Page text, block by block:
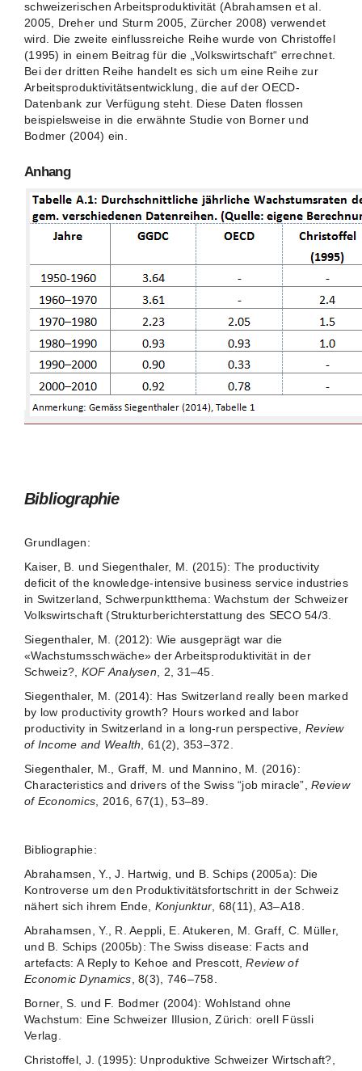
schweizerischen Arbeitsproduktivität (Abrahamsen et al.
2005, Dreher und Sturm 2005, Zürcher 2008) verwendet
wird. Die zweite einflussreiche Reihe wurde von Christoffel
(1995) in einem Beitrag für die „Volkswirtschaft“ errechnet.
Bei der dritten Reihe handelt es sich um eine Reihe zur
Arbeitsproduktivitätsentwicklung, die auf der OECD-
Datenbank zur Verfügung steht. Diese Daten flossen
beispielsweise in die erwähnte Studie von Borner und
Bodmer (2004) ein.
Anhang
Bibliographie
Grundlagen:
Kaiser, B. und Siegenthaler, M. (2015): The productivity
deficit of the knowledge-intensive business service industries
in Switzerland, Schwerpunktthema: Wachstum der Schweizer
Volkswirtschaft (Strukturberichterstattung des SECO 54/3.
Siegenthaler, M. (2012): Wie ausgeprägt war die
«Wachstumsschwäche» der Arbeitsproduktivität in der
Schweiz?, KOF Analysen, 2, 31–45.
Siegenthaler, M. (2014): Has Switzerland really been marked
by low productivity growth? Hours worked and labor
productivity in Switzerland in a long-run perspective, Review
of Income and Wealth, 61(2), 353–372.
Siegenthaler, M., Graff, M. und Mannino, M. (2016):
Characteristics and drivers of the Swiss “job miracle”,Review
of Economics, 2016, 67(1), 53–89.
Bibliographie:
Abrahamsen, Y., J. Hartwig, und B. Schips (2005a): Die
Kontroverse um den Produktivitätsfortschritt in der Schweiz
nähert sich ihrem Ende, Konjunktur, 68(11), A3–A18.
Abrahamsen, Y., R. Aeppli, E. Atukeren, M. Graff, C. Müller,
und B. Schips (2005b): The Swiss disease: Facts and
artefacts: A Reply to Kehoe and Prescott,Review of
Economic Dynamics, 8(3), 746–758.
Borner, S. und F. Bodmer (2004): Wohlstand ohne
Wachstum: Eine Schweizer Illusion, Zürich: orell Füssli
Verlag.
Christoffel, J. (1995): Unproduktive Schweizer Wirtschaft?,